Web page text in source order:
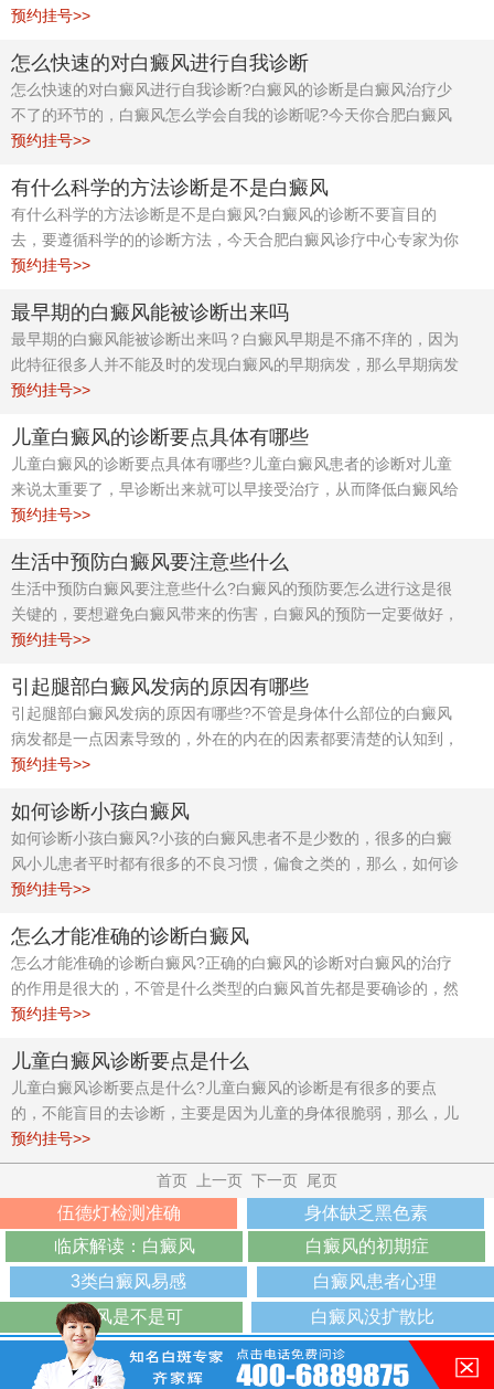
的仪器来进行检测
预约挂号>>
怎么快速的对白癜风进行自我诊断
怎么快速的对白癜风进行自我诊断?白癜风的诊断是白癜风治疗少
不了的环节的，白癜风怎么学会自我的诊断呢?今天你合肥白癜风
诊疗中心专家教你。
预约挂号>>
有什么科学的方法诊断是不是白癜风
有什么科学的方法诊断是不是白癜风?白癜风的诊断不要盲目的
去，要遵循科学的的诊断方法，今天合肥白癜风诊疗中心专家为你
解答：有什么科学的方法诊断是不是白癜风?
预约挂号>>
最早期的白癜风能被诊断出来吗
最早期的白癜风能被诊断出来吗？白癜风早期是不痛不痒的，因为
此特征很多人并不能及时的发现白癜风的早期病发，那么早期病发
可以发现吗？今天合肥白癜风诊疗中心专家为你解答。
预约挂号>>
儿童白癜风的诊断要点具体有哪些
儿童白癜风的诊断要点具体有哪些?儿童白癜风患者的诊断对儿童
来说太重要了，早诊断出来就可以早接受治疗，从而降低白癜风给
儿童带去的危害，今天合肥白癜风诊疗中心专家为你解答。
预约挂号>>
生活中预防白癜风要注意些什么
生活中预防白癜风要注意些什么?白癜风的预防要怎么进行这是很
关键的，要想避免白癜风带来的伤害，白癜风的预防一定要做好，
今天合肥白癜风诊疗中心专家为你解答。
预约挂号>>
引起腿部白癜风发病的原因有哪些
引起腿部白癜风发病的原因有哪些?不管是身体什么部位的白癜风
病发都是一点因素导致的，外在的内在的因素都要清楚的认知到，
今天合肥白癜风诊疗中心专家为你解答。
预约挂号>>
如何诊断小孩白癜风
如何诊断小孩白癜风?小孩的白癜风患者不是少数的，很多的白癜
风小儿患者平时都有很多的不良习惯，偏食之类的，那么，如何诊
断小孩白癜风?合肥白癜风诊疗中心专家为你解答。
预约挂号>>
怎么才能准确的诊断白癜风
怎么才能准确的诊断白癜风?正确的白癜风的诊断对白癜风的治疗
的作用是很大的，不管是什么类型的白癜风首先都是要确诊的，然
后在接受科学的治疗，接下来合肥白癜风诊疗中心专家为你解答。
预约挂号>>
儿童白癜风诊断要点是什么
儿童白癜风诊断要点是什么?儿童白癜风的诊断是有很多的要点
的，不能盲目的去诊断，主要是因为儿童的身体很脆弱，那么，儿
童白癜风诊断要点是什么?合肥白癜风诊疗中心专家为你解答。
预约挂号>>
首页 上一页 下一页 尾页
伍德灯检测准确
身体缺乏黑色素
临床解读：白癜风
白癜风的初期症
3类白癜风易感
白癜风患者心理
白癜风是不是可
白癜风没扩散比
版权所有：合肥华夏白癜风医院
医院地址：合肥市铜陵路与合裕路交叉口东北角（天成大厦旁）